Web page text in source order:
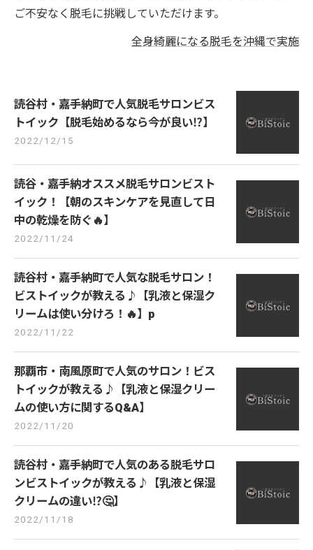
ご不安なく脱毛に挑戦していただけます。
全身綺麗になる脱毛を沖縄で実施
読谷村・嘉手納町で人気脱毛サロンビス
トイック【脱毛始めるなら今が良い⁉︎】
2022/12/15
読谷・嘉手納オススメ脱毛サロンビスト
イック！【朝のスキンケアを見直して日
中の乾燥を防ぐ🔥】
2022/11/24
読谷村・嘉手納町で人気な脱毛サロン！
ビストイックが教える♪【乳液と保湿ク
リームは使い分けろ！🔥】p
2022/11/22
那覇市・南風原町で人気のサロン！ビス
トイックが教える♪【乳液と保湿クリー
ムの使い方に関するQ&A】
2022/11/20
読谷村・嘉手納町で人気のある脱毛サロ
ンビストイックが教える♪【乳液と保湿
クリームの違い⁉︎🤔】
2022/11/18